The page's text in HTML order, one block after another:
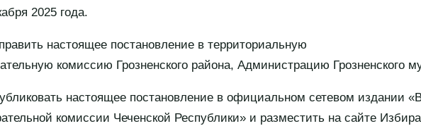
2025 года.
настоящее постановление в территориальную
комиссию Грозненского района, Администрацию Грозненского
настоящее постановление в официальном сетевом издании
комиссии Чеченской Республики» и разместить на сайте